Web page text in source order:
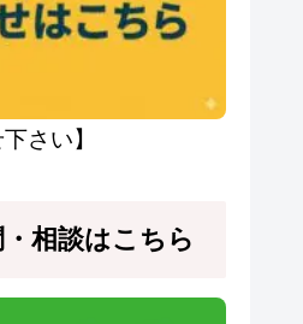
さい】
相談はこちら